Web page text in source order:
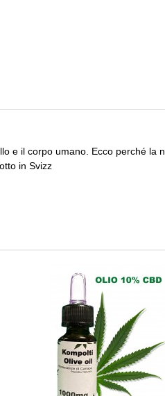
e il corpo umano. Ecco perché la
in Svizz